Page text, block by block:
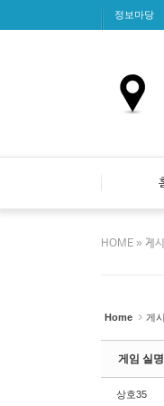
정보마당
HOME » 게
Home 게
게임 실
상호35